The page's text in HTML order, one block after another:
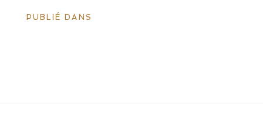
PUBLIÉ DANS